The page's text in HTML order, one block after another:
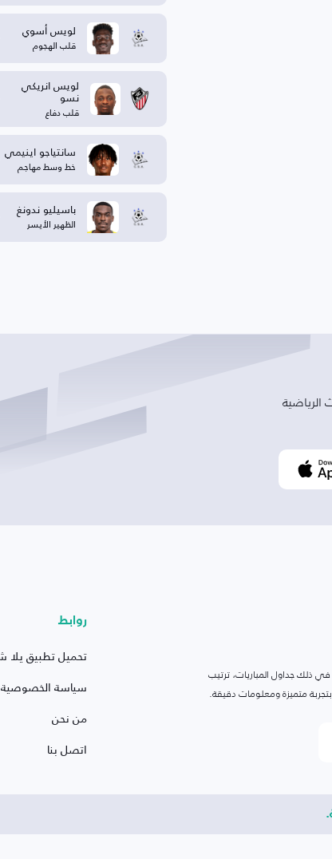
لويس أسوي
قلب الهجوم
لويس انريكي
نسو
قلب دفاع
سانتياجو اينيمي
خط وسط مهاجم
باسيليو ندونغ
الظهير الأيسر
الرياضية
ذلك جداول المباريات، ترتيب
متميزة ومعلومات دقيقة.
روابط
تحميل تطبيق
سياسة الخصوصية
من نحن
اتصل بنا